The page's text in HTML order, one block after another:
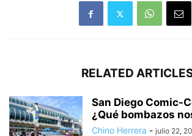
RELATED
San Diego Comic-
¿Qué bombazos
Chino Herrera - julio 22,